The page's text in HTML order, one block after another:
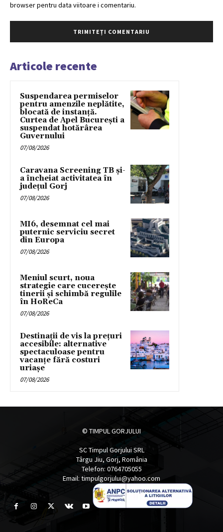
browser pentru data viitoare i comentariu.
Articole recente
Suspendarea permiselor
pentru amenzile neplătite,
blocată de instanță.
Curtea de Apel București a
suspendat hotărârea
Guvernului
07/08/2026
Caravana Screening TB și-
a încheiat activitatea în
județul Gorj
07/08/2026
MI6, desemnat cel mai
puternic serviciu secret
din Europa
07/08/2026
Meniul scurt, noua
strategie care cucerește
tinerii și schimbă regulile
în HoReCa
07/08/2026
Destinații de vis la prețuri
accesibile: alternative
spectaculoase pentru
vacanțe fără costuri
uriașe
07/08/2026
© TIMPUL GORJULUI
SC Timpul Gorjului SRL
Târgu Jiu, Gorj, România
Telefon: 0764705055
Email: timpulgorjului@yahoo.com